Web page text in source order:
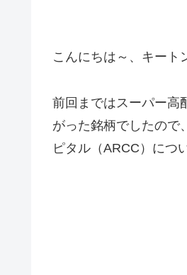
こんにちは～、キート
前回まではスーパー高
がった銘柄でしたので
ピタル（ARCC）につ